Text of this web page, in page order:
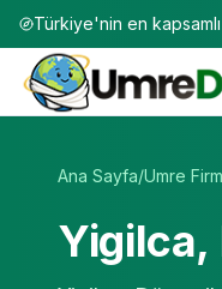
Türkiye'nin en
Ana Sayfa/Umre
Yigilca,